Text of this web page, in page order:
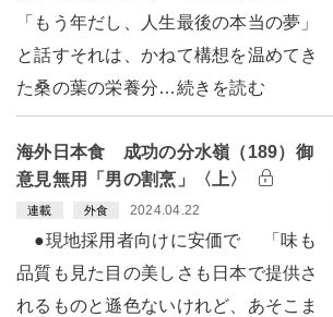
「もう年だし、人生最後の本当の夢」
と話すそれは、かねて構想を温めてき
た桑の葉の栄養分…続きを読む
海外日本食 成功の分水嶺（189）御
意見無用「男の割烹」〈上〉
連載 外食 2024.04.22
●現地採用者向けに安価で 「味も
品質も見た目の美しさも日本で提供さ
れるものと遜色ないけれど、あそこま